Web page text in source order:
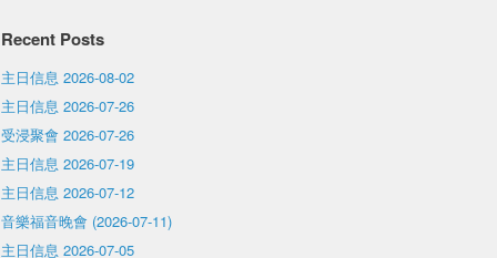
Recent Posts
主日信息 2026-08-02
主日信息 2026-07-26
受浸聚會 2026-07-26
主日信息 2026-07-19
主日信息 2026-07-12
音樂福音晚會 (2026-07-11)
主日信息 2026-07-05